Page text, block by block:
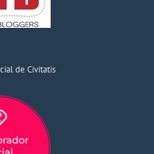
de Civitatis